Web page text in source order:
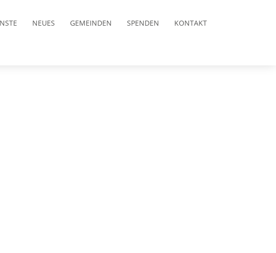
NEUES GEMEINDEN SPENDEN KONTAKT